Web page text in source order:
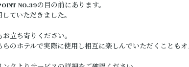
NO.39の目の前にあります。
ていただきました。
立ち寄りください。
のホテルで実際に使用し相互に楽しんでいただくこともオ